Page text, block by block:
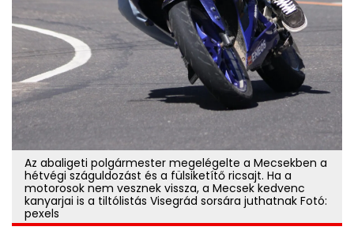
Az abaligeti polgármester megelégelte a Mecsekben a
hétvégi száguldozást és a fülsiketítő ricsajt. Ha a
motorosok nem vesznek vissza, a Mecsek kedvenc
kanyarjai is a tiltólistás Visegrád sorsára juthatnak Fotó:
pexels